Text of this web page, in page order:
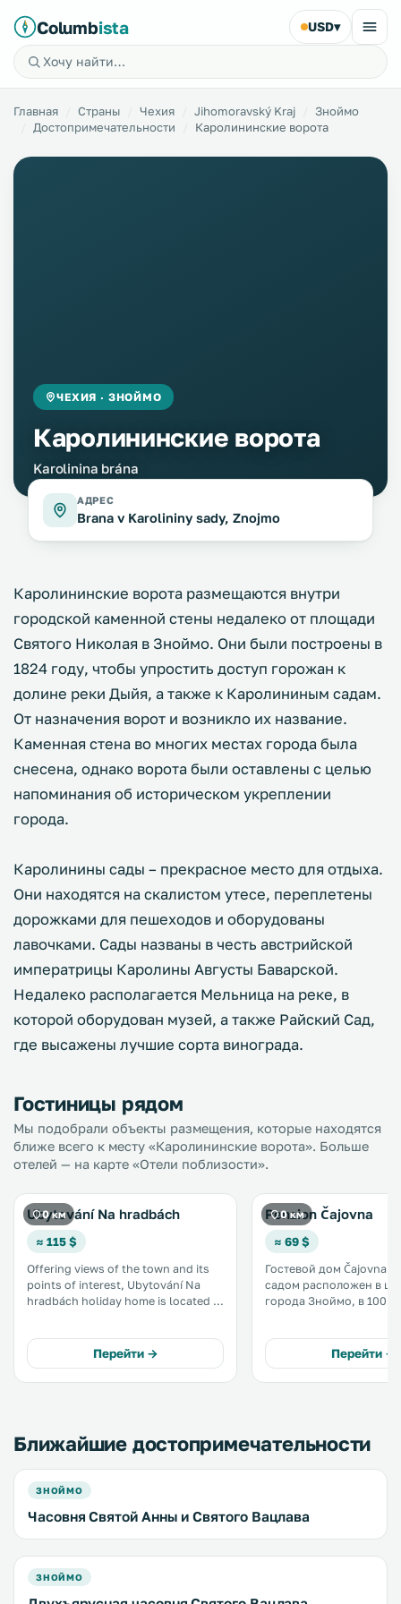
Columbista USD▾
Главная Страны Чехия Jihomoravský Kraj
Зноймо
Достопримечательности
Каролининские ворота
ЧЕХИЯ · ЗНОЙМО
Каролининские ворота
Karolinina brána
АДРЕС
Brana v Karolininy sady, Znojmo
Каролининские ворота размещаются внутри
городской каменной стены недалеко от площади
Святого Николая в Зноймо. Они были построены в
1824 году, чтобы упростить доступ горожан к
долине реки Дыйя, а также к Каролининым садам.
От назначения ворот и возникло их название.
Каменная стена во многих местах города была
снесена, однако ворота были оставлены с целью
напоминания об историческом укреплении
города.
Каролинины сады – прекрасное место для отдыха.
Они находятся на скалистом утесе, переплетены
дорожками для пешеходов и оборудованы
лавочками. Сады названы в честь австрийской
императрицы Каролины Августы Баварской.
Недалеко располагается Мельница на реке, в
которой оборудован музей, а также Райский Сад,
где высажены лучшие сорта винограда.
Гостиницы рядом
Мы подобрали объекты размещения, которые находятся
ближе всего к месту «Каролининские ворота». Больше
отелей — на карте «Отели поблизости».
0 км
Ubytování Na hradbách
≈ 115 $
Offering views of the town and its
points of interest, Ubytování Na
hradbách holiday home is located in
Nicholas Church. Free WiFi is
available. .
Перейти →
0 км
Penzion Čajovna
≈ 69 $
Гостевой дом Čajovna с
садом расположен в
города Зноймо, в 100
предоставляется
В 80 метрах находится
погреб. .
Перейти →
Ближайшие достопримечательности
ЗНОЙМО
Часовня Святой Анны и Святого Вацлава
ЗНОЙМО